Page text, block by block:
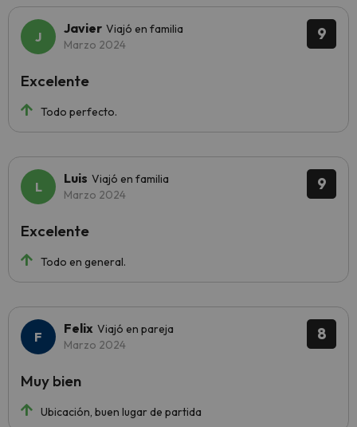
9
Javier Viajó en familia
Marzo 2024
Todo perfecto.
Excelente
9
Luis Viajó en familia
Marzo 2024
Todo en general.
Excelente
8
Felix Viajó en pareja
Marzo 2024
Ubicación, buen lugar de partida
Muy bien